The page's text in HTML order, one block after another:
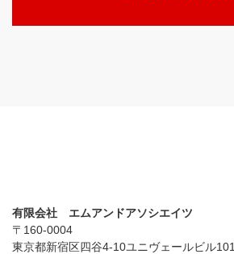
有限会社 エムアンドアソシエイツ
〒160-0004
東京都新宿区四谷4-10ユニヴェールビル101